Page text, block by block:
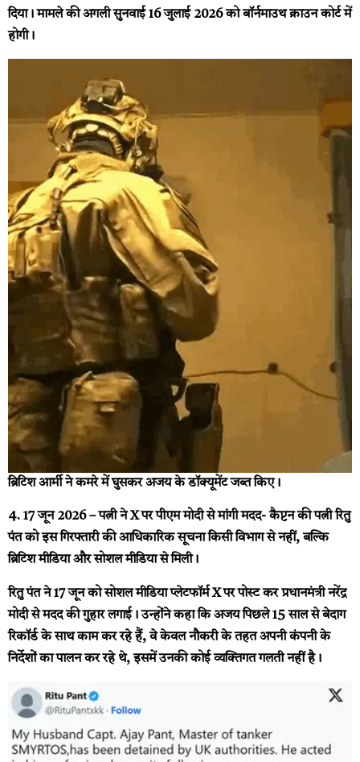
दिया। मामले की अगली सुनवाई 16 जुलाई 2026 को बॉर्नमाउथ क्राउन कोर्ट में
होगी।
ब्रिटिश आर्मी ने कमरे में घुसकर अजय के डॉक्यूमेंट जब्त किए।
4. 17 जून 2026 – पत्नी ने X पर पीएम मोदी से मांगी मदद-कैप्टन की पत्नी रितु
पंत को इस गिरफ्तारी की आधिकारिक सूचना किसी विभाग से नहीं, बल्कि
ब्रिटिश मीडिया और सोशल मीडिया से मिली।
रितु पंत ने 17 जून को सोशल मीडिया प्लेटफॉर्म X पर पोस्ट कर प्रधानमंत्री नरेंद्र
मोदी से मदद की गुहार लगाई। उन्होंने कहा कि अजय पिछले 15 साल से बेदाग
रिकॉर्ड के साथ काम कर रहे हैं, वे केवल नौकरी के तहत अपनी कंपनी के
निर्देशों का पालन कर रहे थे, इसमें उनकी कोई व्यक्तिगत गलती नहीं है।